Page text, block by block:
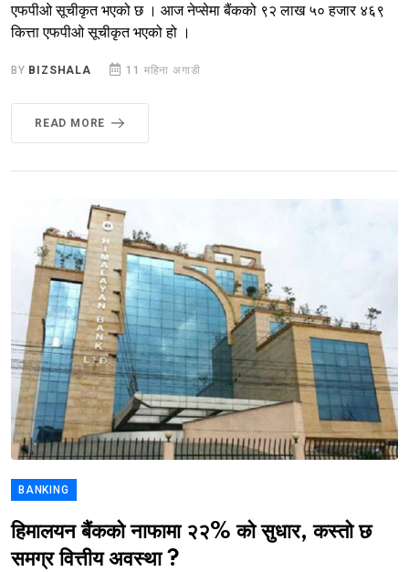
एफपीओ सूचीकृत भएको छ । आज नेप्सेमा बैंकको ९२ लाख ५० हजार ४६९
कित्ता एफपीओ सूचीकृत भएको हो ।
BY BIZSHALA 11 महिना अगाडी
READ MORE
BANKING
हिमालयन बैंकको नाफामा २२% को सुधार, कस्तो छ
समग्र वित्तीय अवस्था ?